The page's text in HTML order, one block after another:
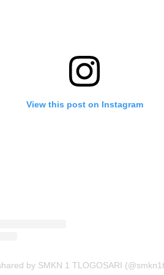
View this post on Instagram
by SMKN 1 TLOGOSARI